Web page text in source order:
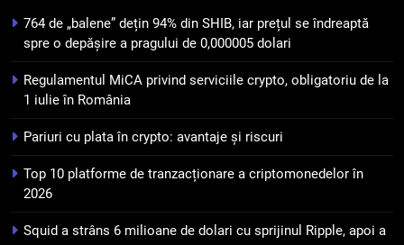
puțin de 24 de ore
6
Banii digitali și arhitectura
încrederii: O nouă viziune asupra
7
WhiteBIT și FC Barcelona
pentru a stimula implicarea
STIRI
764 de „balene” dețin 94% din SHIB, iar prețul se îndreaptă
spre o depășire a pragului de 0,000005 dolari
Regulamentul MiCA privind serviciile crypto, obligatoriu de la
1 iulie în România
Pariuri cu plata în crypto: avantaje și riscuri
Top 10 platforme de tranzacționare a criptomonedelor în
2026
Squid a strâns 6 milioane de dolari cu sprijinul Ripple, apoi a